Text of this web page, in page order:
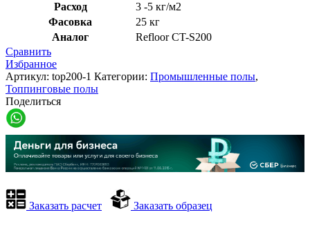
Расход
3 -5 кг/м2
Фасовка
25 кг
Аналог
Refloor CT-S200
Сравнить
Избранное
Артикул: top200-1 Категории: Промышленные полы,
Топпинговые полы
Поделиться
Заказать расчет Заказать образец